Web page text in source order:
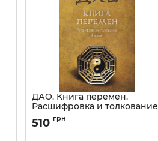
ДАО. Книга перемен.
Расшифровка и толкование
И-цзин в соответствии с
первоначальным смыслом
ДАО
510 грн